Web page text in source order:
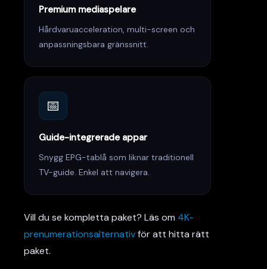
Premium mediaspelare
Hårdvaruacceleration, multi-screen och
anpassningsbara gränssnitt.
📅
Guide-integrerade appar
Snygg EPG-tablå som liknar traditionell
TV-guide. Enkel att navigera.
Vill du se kompletta paket? Läs om 4K-
prenumerationsalternativför att hitta rätt
paket.